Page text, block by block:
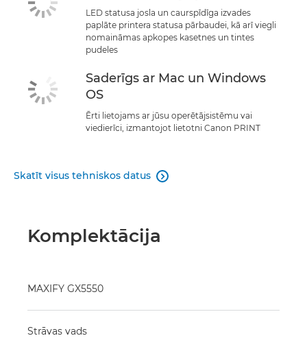
LED statusa josla un caurspīdīga izvades
paplāte printera statusa pārbaudei, kā arī viegli
nomaināmas apkopes kasetnes un tintes
pudeles
Saderīgs ar Mac un Windows
OS
Ērti lietojams ar jūsu operētājsistēmu vai
viedierīci, izmantojot lietotni Canon PRINT
Skatīt visus tehniskos datus 
Komplektācija
MAXIFY GX5550
Strāvas vads